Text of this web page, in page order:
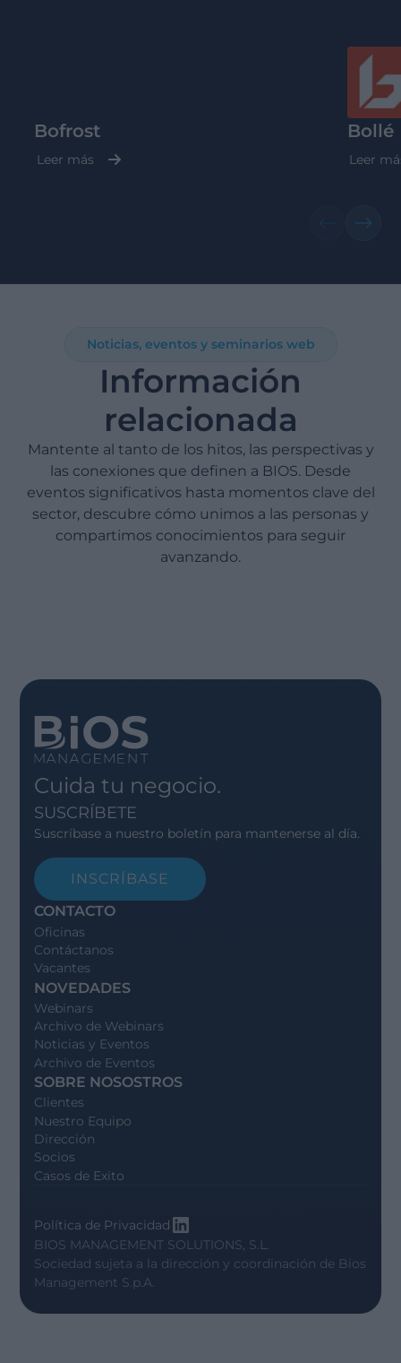
Bofrost
Leer más
Bollé
Leer
Noticias, eventos y seminarios web
Información
relacionada
Mantente al tanto de los hitos, las perspectivas y
las conexiones que definen a BIOS. Desde
eventos significativos hasta momentos clave del
sector, descubre cómo unimos a las personas y
compartimos conocimientos para seguir
avanzando.
Cuida tu negocio.
SUSCRÍBETE
Suscríbase a nuestro boletín para mantenerse al día.
INSCRÍBASE
CONTACTO
Oficinas
Contáctanos
Vacantes
NOVEDADES
Webinars
Archivo de Webinars
Noticias y Eventos
Archivo de Eventos
SOBRE NOSOSTROS
Clientes
Nuestro Equipo
Dirección
Socios
Casos de Exito
BIOS MANAGEMENT SOLUTIONS, S.L.
Sociedad sujeta a la dirección y coordinación de Bios
Management S.p.A.
Política de Privacidad